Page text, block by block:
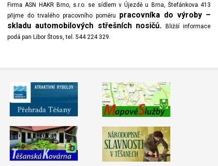
Firma ASN HAKR Brno, s.r.o. se sídlem v Újezdě u Brna, Štefánkova 413
přijme do trvalého pracovního poměru
pracovníka do výroby –
skladu automobilových střešních nosičů. Bližší informace
podá pan Libor Štoss, tel. 544 224 329.
Video - průlet dronem
Naše koně
Poruchy, omezení
Mapové služby
Zpravodaj
Okolní obce
Nabídka práce
Smuteční oznámení